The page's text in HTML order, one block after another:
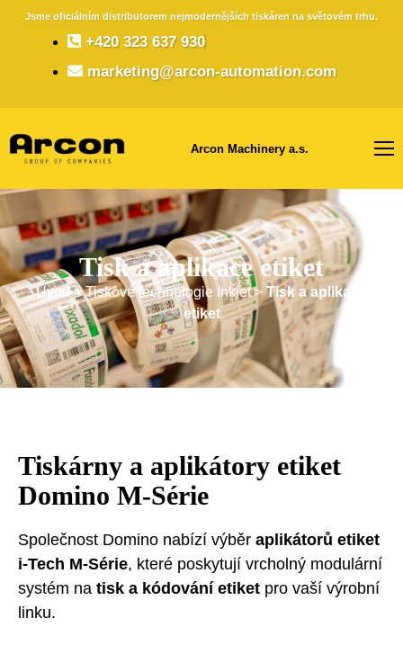
Jsme oficiálním distributorem nejmodernějších tiskáren na světovém trhu.
+420 323 637 930
marketing@arcon-automation.com
Arcon Machinery a.s.
Tisk a aplikace etiket
Úvod>Tiskové technologie Inkjet​​>Tisk a aplikace
etiket
Tiskárny a aplikátory etiket
Domino M-Série
Společnost Domino nabízí výběr aplikátorů etiket
i-Tech M-Série, které poskytují vrcholný modulární
systém na tisk a kódování etiket pro vaší výrobní
linku.